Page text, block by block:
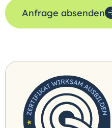
Anfrage absenden